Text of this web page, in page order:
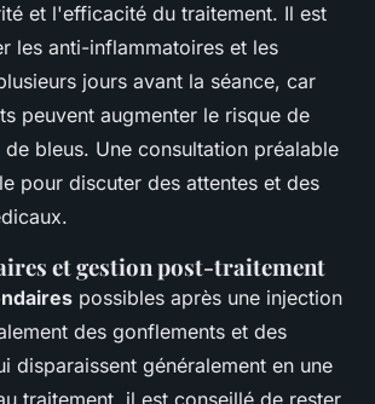
et l'efficacité du traitement. Il est
les anti-inflammatoires et les
jours avant la séance, car
peuvent augmenter le risque de
de bleus. Une consultation préalable
pour discuter des attentes et des
et gestion post-traitement
possibles après une injection
des gonflements et des
disparaissent généralement en une
traitement, il est conseillé de rester